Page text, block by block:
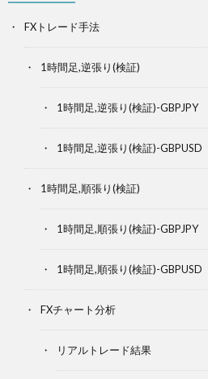
FXトレード手法
1時間足,逆張り(検証)
1時間足,逆張り(検証)-GBPJPY
1時間足,逆張り(検証)-GBPUSD
1時間足,順張り(検証)
1時間足,順張り(検証)-GBPJPY
1時間足,順張り(検証)-GBPUSD
FXチャート分析
リアルトレード結果